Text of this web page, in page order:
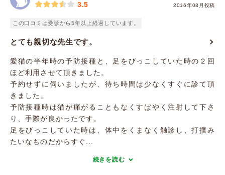
2016年08月投稿
3.5
この口コミは受診から5年以上経過しています。
とても親切な先生です。
愛猫の半年時の予防接種と、足をびっこしていた時の２回
ほど利用させて頂きました。
予約せずに伺いましたが、待ち時間は少なくすぐに診て頂
きました。
予防接種時は猫が痛がることもなくすばやく注射して下さ
り、手際が良かったです。
足をびっこしていた時は、体中をくまなく触診し、打撲み
たいなものだからすぐ...
続きを読む